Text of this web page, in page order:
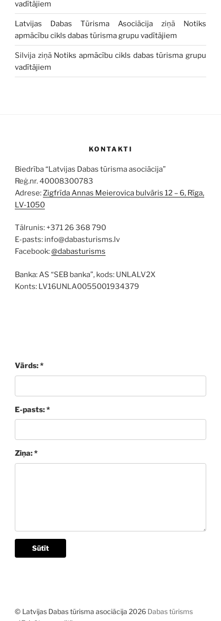
vadītājiem
Latvijas Dabas Tūrisma Asociācija ziņā Notiks
apmācību cikls dabas tūrisma grupu vadītājiem
Silvija ziņā Notiks apmācību cikls dabas tūrisma grupu
vadītājiem
KONTAKTI
Biedrība “Latvijas Dabas tūrisma asociācija”
Reģ.nr. 40008300783
Adrese:Zigfrīda Annas Meierovica bulvāris 12 – 6, Rīga,
LV-1050
Tālrunis: +371 26 368 790
E-pasts: info@dabasturisms.lv
Facebook:@dabasturisms
Banka: AS “SEB banka”, kods: UNLALV2X
Konts: LV16UNLA0055001934379
Vārds: *
E-pasts: *
Ziņa: *
Sūtīt
© Latvijas Dabas tūrisma asociācija 2026 Dabas tūrisms